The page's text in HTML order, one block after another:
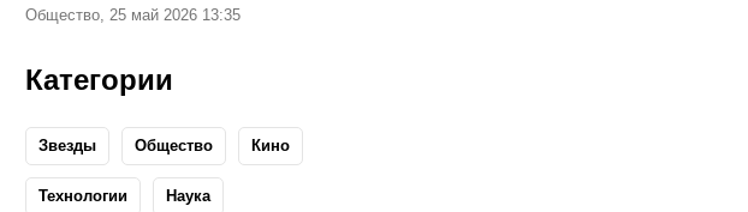
Общество, 25 май 2026 13:35
Категории
Звезды Общество Кино
Технологии Наука